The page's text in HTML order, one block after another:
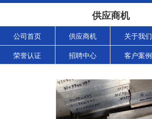
供应商机
公司首页 供应商机 关于我们
荣誉认证 招聘中心 客户案例